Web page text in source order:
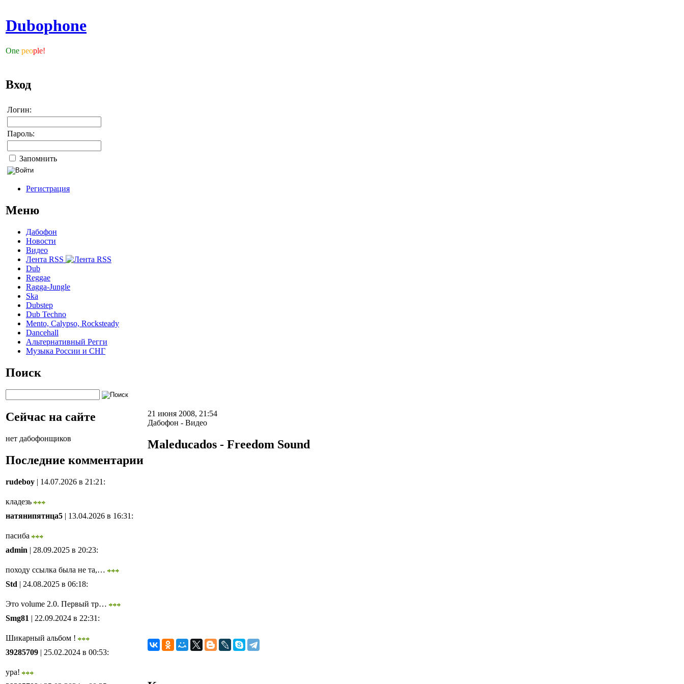
Dubophone
One people!
Вход
Логин:
Пароль:
Запомнить
Регистрация
Меню
Дабофон
Новости
Видео
Лента RSS
Dub
Reggae
Ragga-Jungle
Ska
Dubstep
Dub Techno
Mento, Calypso, Rocksteady
Dancehall
Альтернативный Регги
Музыка России и СНГ
Поиск
Сейчас на сайте
нет дабофонщиков
Последние комментарии
rudeboy | 14.07.2026 в 21:21 :
кладезь
натянипятнца5 | 13.04.2026 в 16:31 :
пасиба
admin | 28.09.2025 в 20:23:
походу ссылка была не та,…
Std | 24.08.2025 в 06:18:
Это volume 2.0. Первый тр…
Smg81 | 22.09.2024 в 22:31 :
Шикарный альбом !
39285709 | 25.02.2024 в 00:53:
ура!
21 июня 2008, 21:54
Дабофон - Видео
Maleducados - Freedom Sound